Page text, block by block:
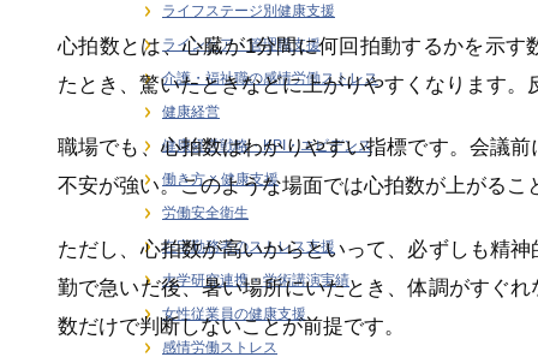
心拍数とは、心臓が1分間に何回拍動するかを示
たとき、驚いたときなどに上がりやすくなります
職場でも、心拍数はわかりやすい指標です。会議
不安が強い。このような場面では心拍数が上がるこ
ただし、心拍数が高いからといって、必ずしも精
勤で急いだ後、暑い場所にいたとき、体調がすぐ
数だけで判断しないことが前提です。
ライフステージ別健康支援
ラインケア・管理職支援
介護・福祉職の感情労働ストレス
健康経営
健康経営戦略・KPI・エビデンス
働き方 × 健康支援
労働安全衛生
在宅勤務者のストレス支援
大学研究連携・学術講演実績
女性従業員の健康支援
感情労働ストレス